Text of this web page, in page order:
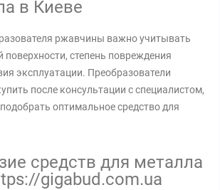
в Киеве
ржавчины важно учитывать
поверхности, степень повреждения
эксплуатации. Преобразователи
после консультации с специалистом,
оптимальное средство для
средств для металла
gigabud.com.ua